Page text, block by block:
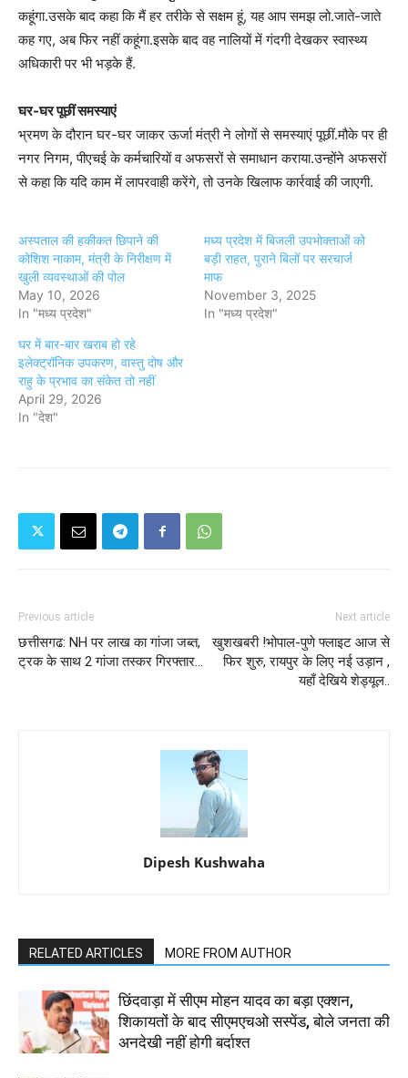
कहूंगा.उसके बाद कहा कि मैं हर तरीके से सक्षम हूं, यह आप समझ लो.जाते-जाते
कह गए, अब फिर नहीं कहूंगा.इसके बाद वह नालियों में गंदगी देखकर स्वास्थ्य
अधिकारी पर भी भड़के हैं.
घर-घर पूछीं समस्याएं
भ्रमण के दौरान घर-घर जाकर ऊर्जा मंत्री ने लोगों से समस्याएं पूछीं.मौके पर ही
नगर निगम, पीएचई के कर्मचारियों व अफसरों से समाधान कराया.उन्होंने अफसरों
से कहा कि यदि काम में लापरवाही करेंगे, तो उनके खिलाफ कार्रवाई की जाएगी.
अस्पताल की हकीकत छिपाने की
कोशिश नाकाम, मंत्री के निरीक्षण में
खुली व्यवस्थाओं की पोल
May 10, 2026
In "मध्य प्रदेश"
मध्य प्रदेश में बिजली उपभोक्ताओं को
बड़ी राहत, पुराने बिलों पर सरचार्ज
माफ
November 3, 2025
In "मध्य प्रदेश"
घर में बार-बार खराब हो रहे
इलेक्ट्रॉनिक उपकरण, वास्तु दोष और
राहु के प्रभाव का संकेत तो नहीं
April 29, 2026
In "देश"
Previous article
छत्तीसगढ: NH पर लाख का गांजा जब्त,
ट्रक के साथ 2 गांजा तस्कर गिरफ्तार…
Next article
खुशखबरी !भोपाल-पुणे फ्लाइट आज से
फिर शुरु, रायपुर के लिए नई उड़ान ,
यहाँ देखिये शेड्यूल..
Dipesh Kushwaha
RELATED ARTICLES MORE FROM AUTHOR
छिंदवाड़ा में सीएम मोहन यादव का बड़ा एक्शन,
शिकायतों के बाद सीएमएचओ सस्पेंड, बोले जनता की
अनदेखी नहीं होगी बर्दाश्त